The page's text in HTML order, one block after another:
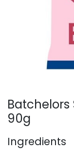
Batchelors
90g
Ingredients